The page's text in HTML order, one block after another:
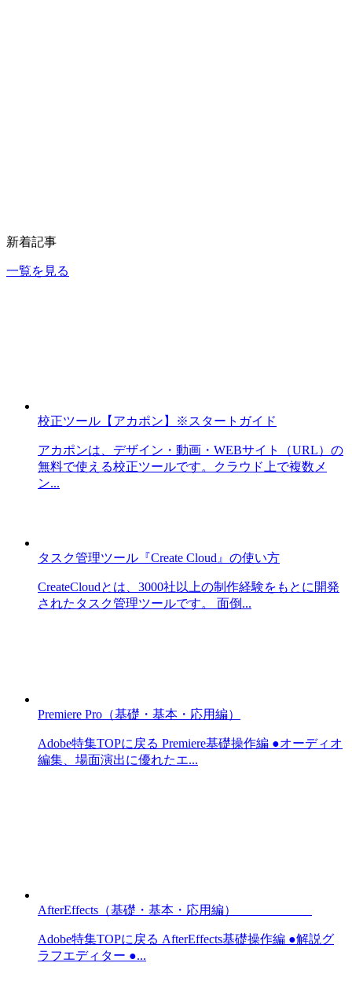
新着記事
一覧を見る
校正ツール【アカポン】※スタートガイド
アカポンは、デザイン・動画・WEBサイト（URL）の
無料で使える校正ツールです。クラウド上で複数メ
ン...
タスク管理ツール『Create Cloud』の使い方
CreateCloudとは、3000社以上の制作経験をもとに開発
されたタスク管理ツールです。 面倒...
Premiere Pro（基礎・基本・応用編）
Adobe特集TOPに戻る Premiere基礎操作編 ●オーディオ
編集、場面演出に優れたエ...
AfterEffects（基礎・基本・応用編）
Adobe特集TOPに戻る AfterEffects基礎操作編 ●解説グ
ラフエディター ●...